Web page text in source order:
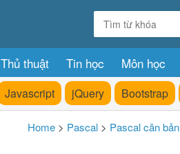
Thủ thuật Tin học Môn học
Javascript jQuery Bootstrap
Home > Pascal > Pascal căn bản